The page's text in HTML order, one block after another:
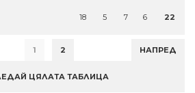
18 5 7 6 22
1 2 НАПРЕД
ЦЯЛАТА ТАБЛИЦА